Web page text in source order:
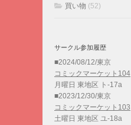
買い物 (52)
サークル参加履歴
■2024/08/12/東京
コミックマーケット104
月曜日 東地区 ト-17a
■2023/12/30/東京
コミックマーケット103
土曜日 東地区 ユ-18a